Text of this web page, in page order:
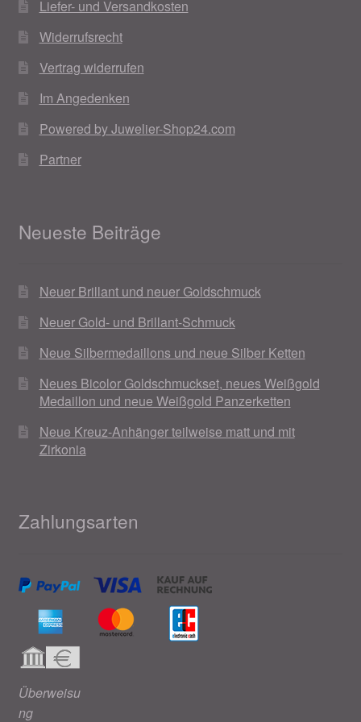
Weihnachtsangebote 2020
Weihnachtsangebote 2021
Widerrufsrecht
Liefer- und Versandkosten
Widerrufsrecht
Vertrag widerrufen
Im Angedenken
Powered by Juwelier-Shop24.com
Partner
Neueste Beiträge
Neuer Brillant und neuer Goldschmuck
Neuer Gold- und Brillant-Schmuck
Neue Silbermedaillons und neue Silber Ketten
Neues Bicolor Goldschmuckset, neues Weißgold
Medaillon und neue Weißgold Panzerketten
Neue Kreuz-Anhänger teilweise matt und mit
Zirkonia
Zahlungsarten
Überweisu
ng